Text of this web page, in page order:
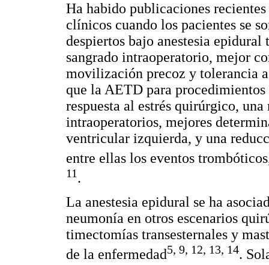
Ha habido publicaciones
clínicos cuando los pacientes se
despiertos bajo anestesia
sangrado intraoperatorio, mejor
movilización precoz y tolerancia
que la AETD para
respuesta al estrés quirúrgico,
intraoperatorios, mejores
ventricular izquierda, y una
entre ellas los eventos
11.
La anestesia epidural se ha
neumonía en otros escenarios
timectomías transesternales y
de la enfermedad5, 9, 12, 13, 14.